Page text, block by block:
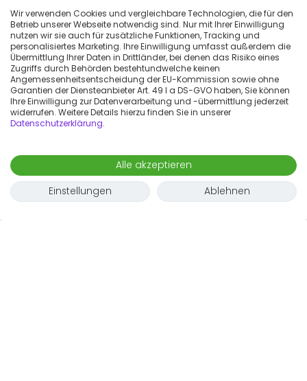
Wir verwenden Cookies und vergleichbare Technologien, die für den
Betrieb unserer Webseite notwendig sind. Nur mit Ihrer Einwilligung
nutzen wir sie auch für zusätzliche Funktionen, Tracking und
personalisiertes Marketing. Ihre Einwilligung umfasst außerdem die
Übermittlung Ihrer Daten in Drittländer, bei denen das Risiko eines
Zugriffs durch Behörden bestehtundwelche keinen
Angemessenheitsentscheidung der EU-Kommission sowie ohne
Garantien der Diensteanbieter Art. 49 I a DS-GVO haben, Sie können
Ihre Einwilligung zur Datenverarbeitung und -übermittlung jederzeit
widerrufen. Weitere Details hierzu finden Sie in unserer
Datenschutzerklärung.
Alle akzeptieren
Einstellungen
Ablehnen